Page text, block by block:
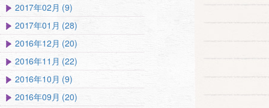
2017年02月 (9)
2017年01月 (28)
2016年12月 (20)
2016年11月 (22)
2016年10月 (9)
2016年09月 (20)